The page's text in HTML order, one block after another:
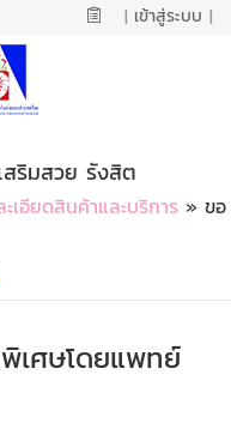
| เข้าสู่ระบบ |
ริมสวย รังสิต
ะเอียดสินค้าและบริการ » ขอ
เศษโดยแพทย์